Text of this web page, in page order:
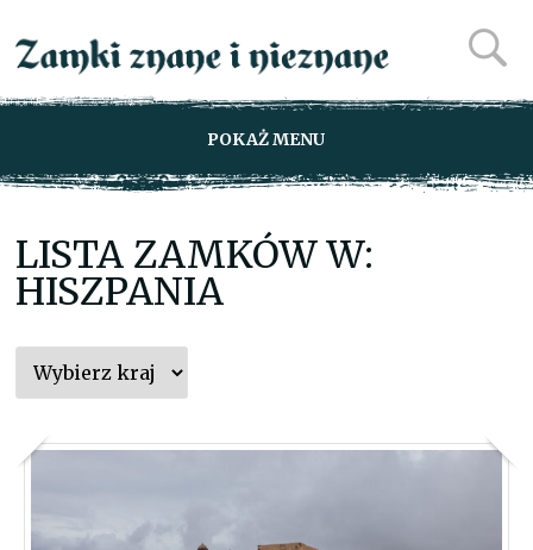
POKAŻ MENU
LISTA ZAMKÓW W:
HISZPANIA